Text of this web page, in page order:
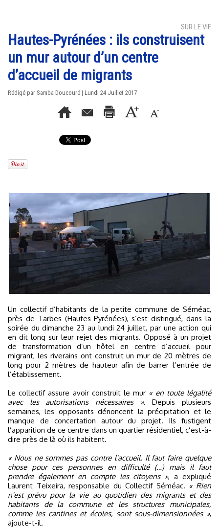
SUR LE VIF
Hautes-Pyrénées : ils construisent
un mur autour d’un centre
d’accueil de migrants
Rédigé par Samba Doucouré | Lundi 24 Juillet 2017
Un collectif d’habitants de la petite commune de Séméac,
près de Tarbes (Hautes-Pyrénées), s’est distingué, dans la
soirée du dimanche 23 au lundi 24 juillet, par une action qui
en dit long sur leur rejet des migrants. Opposé à un projet
de transformation d’un hôtel en centre d’accueil pour
migrant, les riverains ont construit un mur de 20 mètres de
long pour 2 mètres de hauteur afin de barrer l’entrée de
l’établissement.
Le collectif assure avoir construit le mur « en toute légalité
avec les autorisations nécessaires ». Depuis plusieurs
semaines, les opposants dénoncent la précipitation et le
manque de concertation autour du projet. Ils fustigent
l’apparition de ce centre dans un quartier résidentiel, c’est-à-
dire près de là où ils habitent.
« Nous ne sommes pas contre l'accueil. Il faut faire quelque
chose pour ces personnes en difficulté (…) mais il faut
prendre également en compte les citoyens », a expliqué
Laurent Teixeira, responsable du Collectif Séméac. « Rien
n'est prévu pour la vie au quotidien des migrants et des
habitants de la commune et les structures municipales,
comme les cantines et écoles, sont sous-dimensionnées »,
ajoute-t-il.